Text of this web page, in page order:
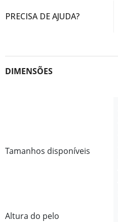
PRECISA DE AJUDA?
DIMENSÕES
Tamanhos disponíveis
Altura do pelo